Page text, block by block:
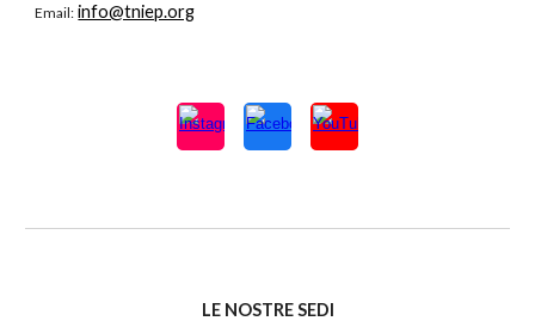
Email: info@tniep.org
LE NOSTRE SEDI